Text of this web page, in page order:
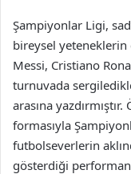
Şampiyonlar Ligi,
bireysel yeteneklerin
Messi, Cristiano
turnuvada
arasına
formasıyla
futbolseverlerin
gösterdiği